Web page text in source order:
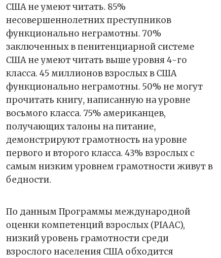
США не умеют читать. 85%
несовершеннолетних преступников
функционально неграмотны. 70%
заключенных в пенитенциарной системе
США не умеют читать выше уровня 4-го
класса. 45 миллионов взрослых в США
функционально неграмотны. 50% не могут
прочитать книгу, написанную на уровне
восьмого класса. 75% американцев,
получающих талоны на питание,
демонстрируют грамотность на уровне
первого и второго класса. 43% взрослых с
самым низким уровнем грамотности живут в
бедности.
По данным Программы международной
оценки компетенций взрослых (PIAAC),
низкий уровень грамотности среди
взрослого населения США обходится